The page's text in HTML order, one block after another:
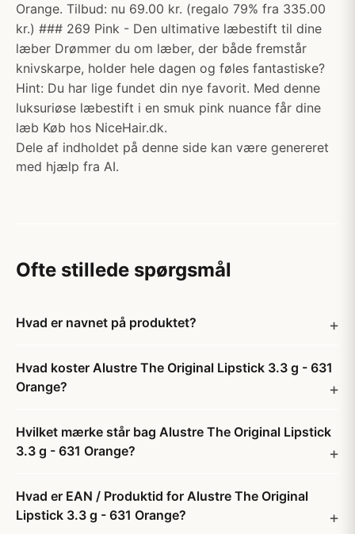
Orange. Tilbud: nu 69.00 kr. (regalo 79% fra 335.00
kr.) ### 269 Pink - Den ultimative læbestift til dine
læber Drømmer du om læber, der både fremstår
knivskarpe, holder hele dagen og føles fantastiske?
Hint: Du har lige fundet din nye favorit. Med denne
luksuriøse læbestift i en smuk pink nuance får dine
læb Køb hos NiceHair.dk.
Dele af indholdet på denne side kan være genereret
med hjælp fra AI.
Ofte stillede spørgsmål
Hvad er navnet på produktet?
Hvad koster Alustre The Original Lipstick 3.3 g - 631
Orange?
Hvilket mærke står bag Alustre The Original Lipstick
3.3 g - 631 Orange?
Hvad er EAN / Produktid for Alustre The Original
Lipstick 3.3 g - 631 Orange?